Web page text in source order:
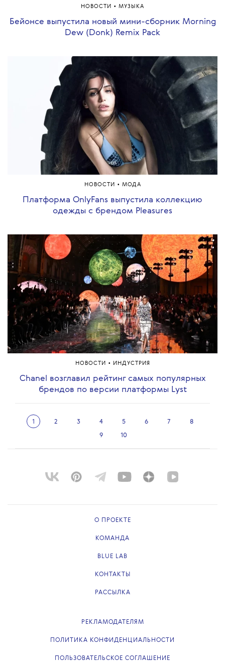
НОВОСТИ • МУЗЫКА
Бейонсе выпустила новый мини-сборник Morning
Dew (Donk) Remix Pack
НОВОСТИ • МОДА
Платформа OnlyFans выпустила коллекцию
одежды с брендом Pleasures
НОВОСТИ • ИНДУСТРИЯ
Chanel возглавил рейтинг самых популярных
брендов по версии платформы Lyst
1 2 3 4 5 6 7 8
9 10
О ПРОЕКТЕ
КОМАНДА
BLUE LAB
КОНТАКТЫ
РАССЫЛКА
РЕКЛАМОДАТЕЛЯМ
ПОЛИТИКА КОНФИДЕНЦИАЛЬНОСТИ
ПОЛЬЗОВАТЕЛЬСКОЕ СОГЛАШЕНИЕ